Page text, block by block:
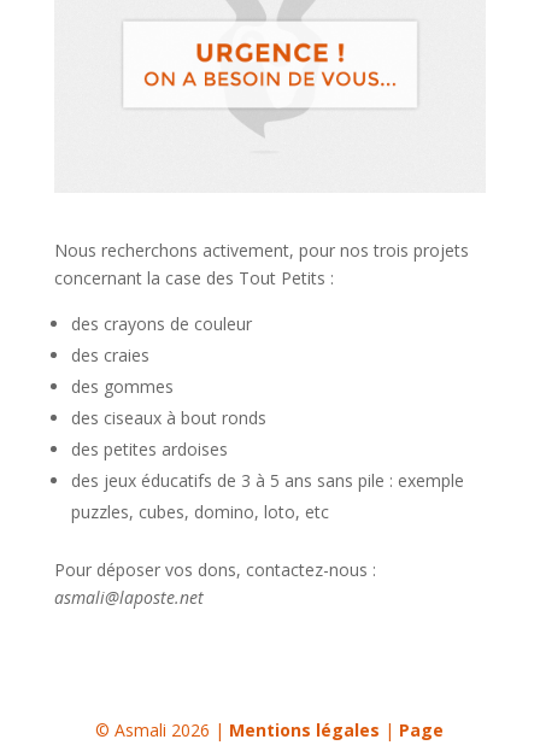
Nous recherchons activement, pour nos trois projets
concernant la case des Tout Petits :
des crayons de couleur
des craies
des gommes
des ciseaux à bout ronds
des petites ardoises
des jeux éducatifs de 3 à 5 ans sans pile : exemple
puzzles, cubes, domino, loto, etc
Pour déposer vos dons, contactez-nous :
asmali@laposte.net
© Asmali 2026 | Mentions légales | Page